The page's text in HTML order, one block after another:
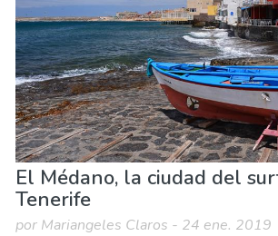
El Médano, la ciudad del
Tenerife
por Mariangeles Claros - 24 ene. 2019